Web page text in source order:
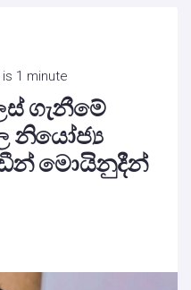
1 minute
ගැනීමේ
නියෝජ්‍ය
මොයිනුදීන්